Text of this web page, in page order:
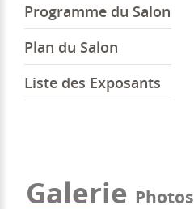
Programme du Salon
Plan du Salon
Liste des Exposants
Galerie Photos